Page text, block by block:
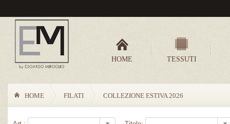
HOME TESSUTI
HOME FILATI COLLEZIONE ESTIVA 2026